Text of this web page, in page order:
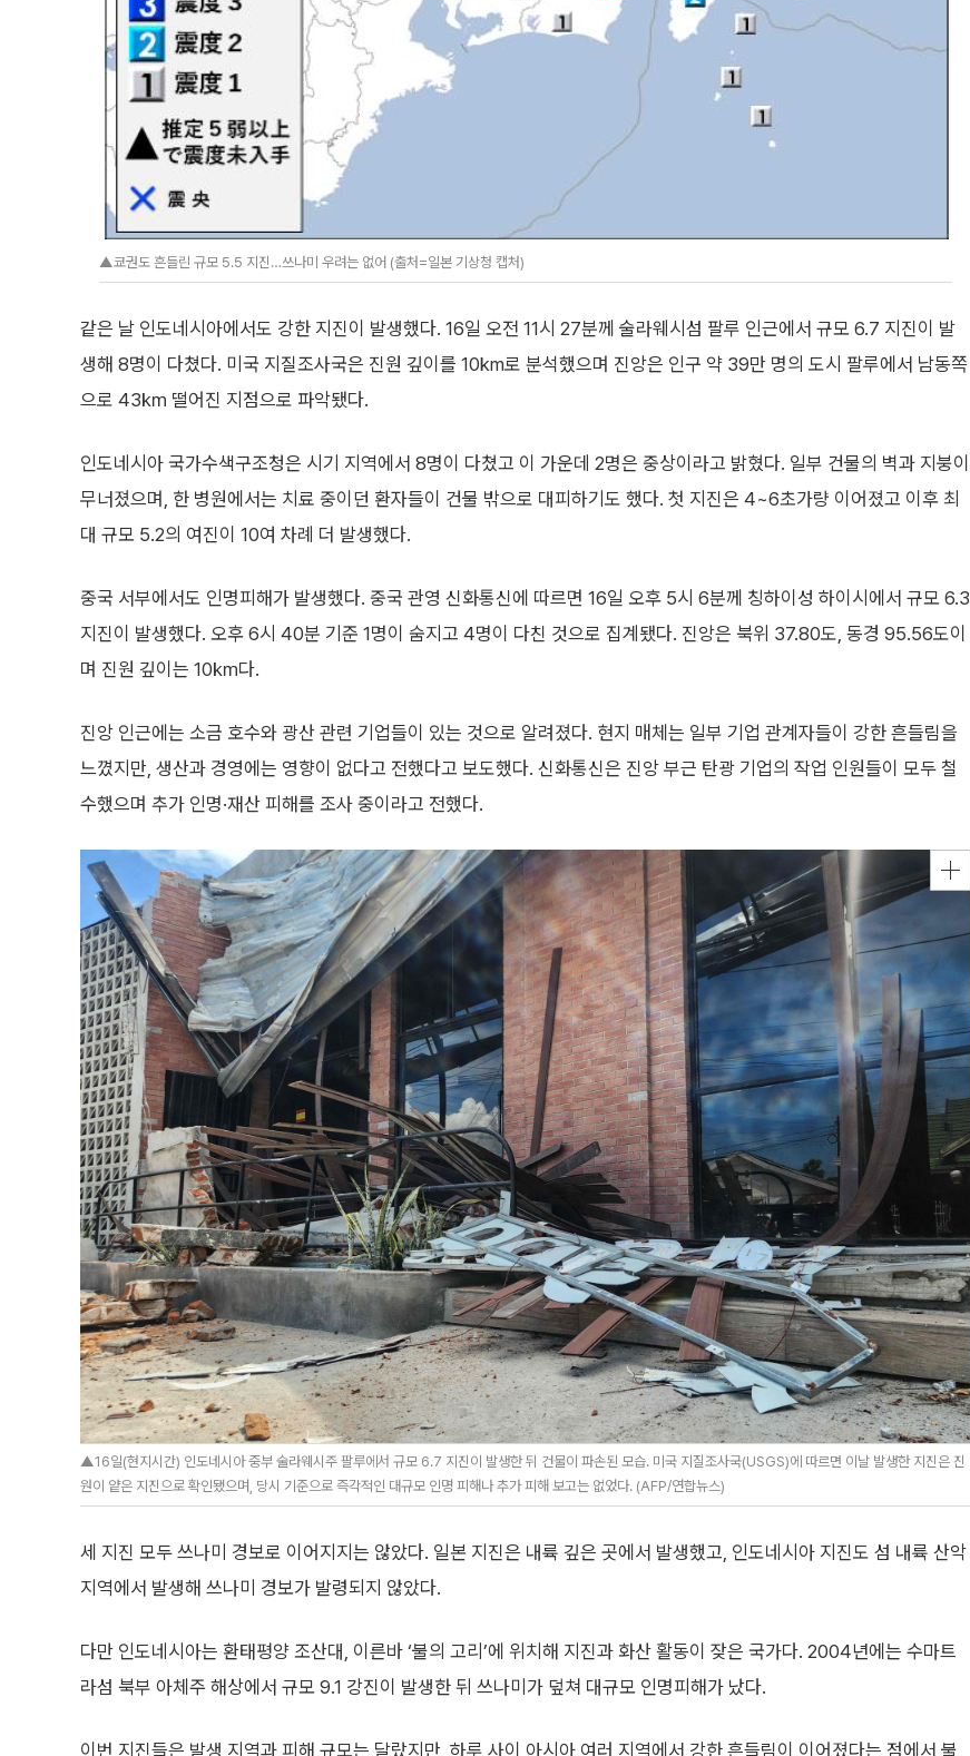
▲쿄권도 흔들린 규모 5.5 지진…쓰나미 우려는 없어 (출처=일본 기상청 캡처)
같은 날 인도네시아에서도 강한 지진이 발생했다. 16일 오전 11시 27분께 술라웨시섬 팔루 인근에서 규모 6.7 지진이 발
생해 8명이 다쳤다. 미국 지질조사국은 진원 깊이를 10km로 분석했으며 진앙은 인구 약 39만 명의 도시 팔루에서 남동쪽
으로 43㎞ 떨어진 지점으로 파악됐다.
인도네시아 국가수색구조청은 시기 지역에서 8명이 다쳤고 이 가운데 2명은 중상이라고 밝혔다. 일부 건물의 벽과 지붕이
무너졌으며, 한 병원에서는 치료 중이던 환자들이 건물 밖으로 대피하기도 했다. 첫 지진은 4~6초가량 이어졌고 이후 최
대 규모 5.2의 여진이 10여 차례 더 발생했다.
중국 서부에서도 인명피해가 발생했다. 중국 관영 신화통신에 따르면 16일 오후 5시 6분께 칭하이성 하이시에서 규모 6.3
지진이 발생했다. 오후 6시 40분 기준 1명이 숨지고 4명이 다친 것으로 집계됐다. 진앙은 북위 37.80도, 동경 95.56도이
며 진원 깊이는 10㎞다.
진앙 인근에는 소금 호수와 광산 관련 기업들이 있는 것으로 알려졌다. 현지 매체는 일부 기업 관계자들이 강한 흔들림을
느꼈지만, 생산과 경영에는 영향이 없다고 전했다고 보도했다. 신화통신은 진앙 부근 탄광 기업의 작업 인원들이 모두 철
수했으며 추가 인명·재산 피해를 조사 중이라고 전했다.
▲16일(현지시간) 인도네시아 중부 술라웨시주 팔루에서 규모 6.7 지진이 발생한 뒤 건물이 파손된 모습. 미국 지질조사국(USGS)에 따르면 이날 발생한 지진은 진
원이 얕은 지진으로 확인됐으며, 당시 기준으로 즉각적인 대규모 인명 피해나 추가 피해 보고는 없었다. (AFP/연합뉴스)
세 지진 모두 쓰나미 경보로 이어지지는 않았다. 일본 지진은 내륙 깊은 곳에서 발생했고, 인도네시아 지진도 섬 내륙 산악
지역에서 발생해 쓰나미 경보가 발령되지 않았다.
다만 인도네시아는 환태평양 조산대, 이른바 ‘불의 고리’에 위치해 지진과 화산 활동이 잦은 국가다. 2004년에는 수마트
라섬 북부 아체주 해상에서 규모 9.1 강진이 발생한 뒤 쓰나미가 덮쳐 대규모 인명피해가 났다.
이번 지진들은 발생 지역과 피해 규모는 달랐지만, 하루 사이 아시아 여러 지역에서 강한 흔들림이 이어졌다는 점에서 불